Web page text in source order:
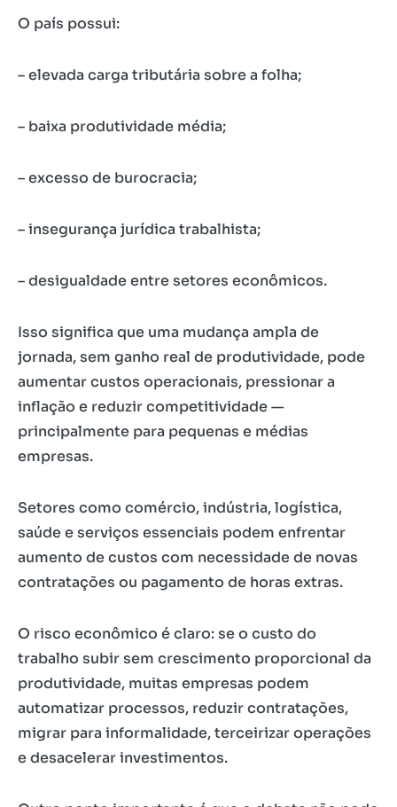
O país possui:
– elevada carga tributária sobre a folha;
– baixa produtividade média;
– excesso de burocracia;
– insegurança jurídica trabalhista;
– desigualdade entre setores econômicos.
Isso significa que uma mudança ampla de
jornada, sem ganho real de produtividade, pode
aumentar custos operacionais, pressionar a
inflação e reduzir competitividade —
principalmente para pequenas e médias
empresas.
Setores como comércio, indústria, logística,
saúde e serviços essenciais podem enfrentar
aumento de custos com necessidade de novas
contratações ou pagamento de horas extras.
O risco econômico é claro: se o custo do
trabalho subir sem crescimento proporcional da
produtividade, muitas empresas podem
automatizar processos, reduzir contratações,
migrar para informalidade, terceirizar operações
e desacelerar investimentos.